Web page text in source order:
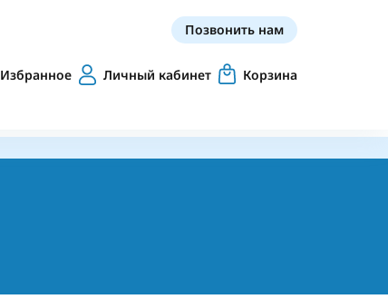
Позвонить нам
Избранное Личный кабинет Корзина